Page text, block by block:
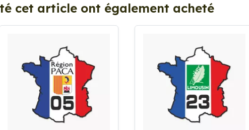
cet article ont également acheté